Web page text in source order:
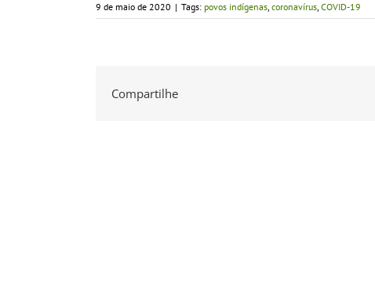
9 de maio de 2020 | Tags: povos indígenas, coronavírus, COVID-19
Compartilhe